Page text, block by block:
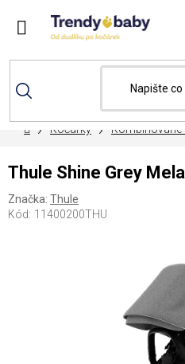
DomůKočárky Kombinované
Thule Shine Grey
Značka: Thule
Kód: 11400200THU